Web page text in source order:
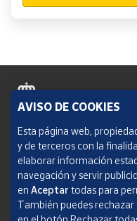
Política de cookies
Aviso legal
Condiciones del servicio
Política de Privacidad Web
AVISO DE COOKIES
Esta página web,
y de terceros con la
elaborar información
navegación y servir
en Aceptar todas para
También puedes rechazar